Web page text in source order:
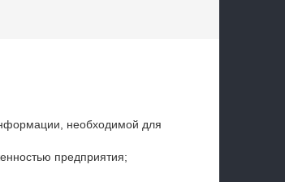
необходимой для
предприятия;